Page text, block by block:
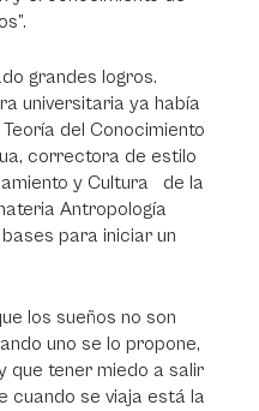
grandes logros.
universitaria ya había
del Conocimiento
correctora de estilo
y Cultura de la
Antropología
para iniciar un
los sueños no son
uno se lo propone,
que tener miedo a salir
cuando se viaja está la